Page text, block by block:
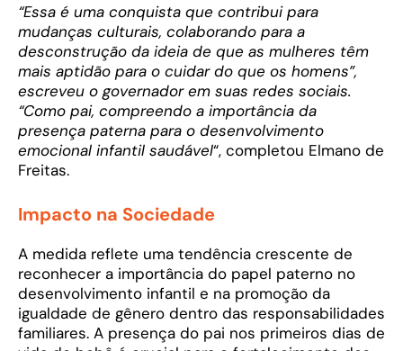
“Essa é uma conquista que contribui para
mudanças culturais, colaborando para a
desconstrução da ideia de que as mulheres têm
mais aptidão para o cuidar do que os homens”,
escreveu o governador em suas redes sociais.
“Como pai, compreendo a importância da
presença paterna para o desenvolvimento
emocional infantil saudável“, completou Elmano de
Freitas.
Impacto na Sociedade
A medida reflete uma tendência crescente de
reconhecer a importância do papel paterno no
desenvolvimento infantil e na promoção da
igualdade de gênero dentro das responsabilidades
familiares. A presença do pai nos primeiros dias de